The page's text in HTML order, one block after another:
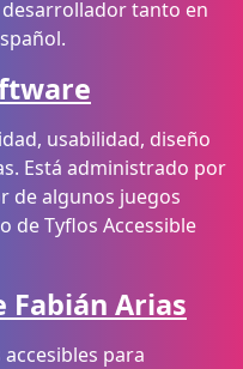
tanto en
usabilidad, diseño
Está administrado por
de algunos juegos
de Tyflos Accessible
Fabián Arias
para